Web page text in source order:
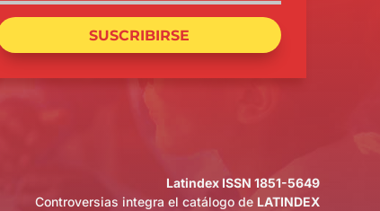
SUSCRIBIRSE
Latindex ISSN 1851-5649
Controversias integra el catálogo de LATINDEX